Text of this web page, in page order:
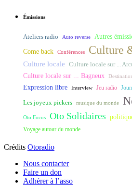
Émissions
Ateliers radio Auto reverse Autres
Come back Conférences Culture
Culture locale Culture locale sur ...
Culture locale sur ... Bagneux
Expression libre Interview Jeu radio
Les joyeux pickers musique du monde
Oto Focus Oto Solidaires
Voyage autour du monde
Crédits Otoradio
Nous contacter
Faire un don
Adhérer à l’asso